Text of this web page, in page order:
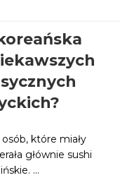
które miały
głównie sushi
...